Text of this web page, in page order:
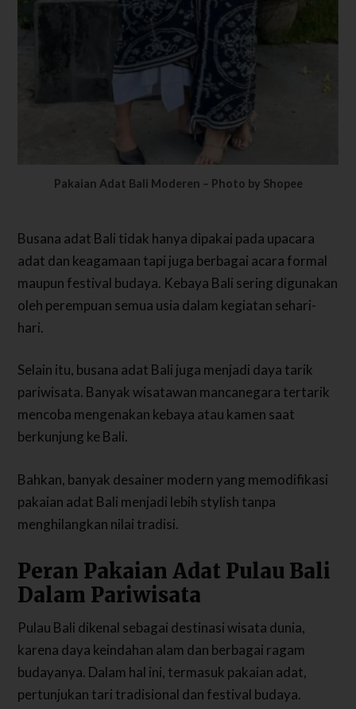
Pakaian Adat Bali Moderen – Photo by Shopee
Busana adat Bali tidak hanya dipakai pada upacara
adat dan keagamaan tapi juga berbagai acara formal
maupun festival budaya. Kebaya Bali sering digunakan
oleh perempuan semua usia dalam kegiatan sehari-
hari.
Selain itu, busana adat Bali juga menjadi daya tarik
pariwisata. Banyak wisatawan mancanegara tertarik
mencoba mengenakan kebaya atau kamen saat
berkunjung ke Bali.
Bahkan, banyak desainer modern yang memodifikasi
pakaian adat Bali menjadi lebih stylish tanpa
menghilangkan nilai tradisi.
Peran Pakaian Adat Pulau Bali
Dalam Pariwisata
Pulau Bali dikenal sebagai destinasi wisata dunia,
karena daya keindahan alam dan berbagai ragam
budayanya. Dalam hal ini, termasuk pakaian adat,
pertunjukan tari tradisional dan festival budaya.